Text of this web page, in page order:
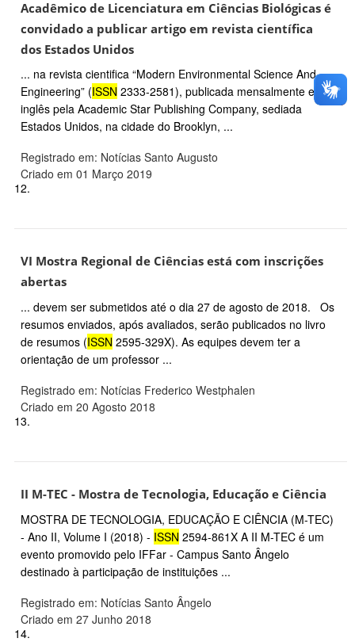
Acadêmico de Licenciatura em Ciências Biológicas é
convidado a publicar artigo em revista científica
dos Estados Unidos
... na revista cientifica “Modern Environmental Science And
Engineering” (ISSN 2333-2581), publicada mensalmente em
inglês pela Academic Star Publishing Company, sediada
Estados Unidos, na cidade do Brooklyn, ...
Registrado em: Notícias Santo Augusto
Criado em 01 Março 2019
12.
VI Mostra Regional de Ciências está com inscrições
abertas
... devem ser submetidos até o dia 27 de agosto de 2018. Os
resumos enviados, após avaliados, serão publicados no livro
de resumos (ISSN 2595-329X). As equipes devem ter a
orientação de um professor ...
Registrado em: Notícias Frederico Westphalen
Criado em 20 Agosto 2018
13.
II M-TEC - Mostra de Tecnologia, Educação e Ciência
MOSTRA DE TECNOLOGIA, EDUCAÇÃO E CIÊNCIA (M-TEC)
- Ano II, Volume I (2018) - ISSN 2594-861X A II M-TEC é um
evento promovido pelo IFFar - Campus Santo Ângelo
destinado à participação de instituições ...
Registrado em: Notícias Santo Ângelo
Criado em 27 Junho 2018
14.